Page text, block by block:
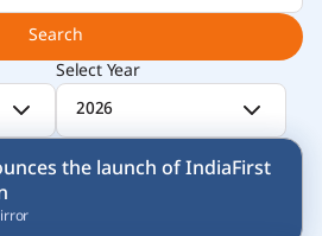
Search
Select Year
2026
the launch of IndiaFirst